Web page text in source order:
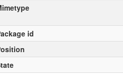
id